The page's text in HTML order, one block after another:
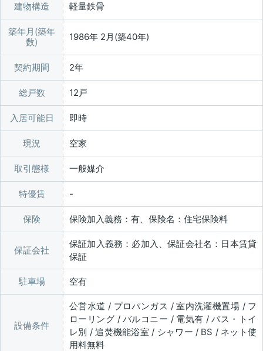
建物構造 軽量鉄骨
築年月(築年
数)
1986年 2月(築40年)
契約期間 2年
総戸数 12戸
入居可能日 即時
現況 空家
取引態様 一般媒介
特優賃
保険 保険加入義務：有、保険名：住宅保険料
保証会社
保証加入義務：必加入、保証会社名：日本賃貸
保証
駐車場 空有
設備条件
公営水道 / プロパンガス / 室内洗濯機置場 / フ
ローリング / バルコニー / 電気有 / バス・トイ
レ別 / 追焚機能浴室 / シャワー / BS / ネット使
用料無料